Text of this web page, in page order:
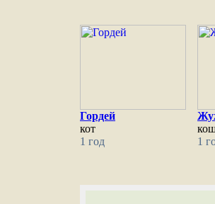
Гордей
кот
1 год
1